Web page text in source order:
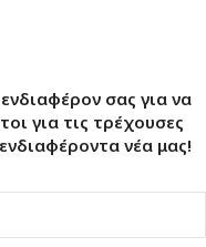
σας για να
για τις τρέχουσες
νέα μας!